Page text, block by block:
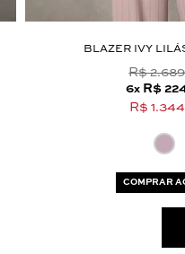
BLAZER IVY
R$
6x R$
R$
COMPRAR